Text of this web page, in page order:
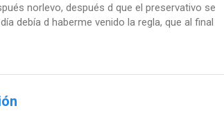
norlevo, después d que el preservativo se
debía d haberme venido la regla, que al final